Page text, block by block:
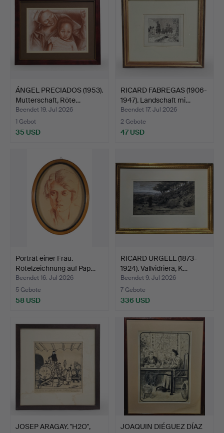
ÁNGEL PRECIADOS (1953).
Mutterschaft, Röte…
Beendet 19. Jul 2026
1 Gebot
35 USD
RICARD FABREGAS (1906-
1947). Landschaft mi…
Beendet 17. Jul 2026
2 Gebote
47 USD
Porträt einer Frau.
Rötelzeichnung auf Pap…
Beendet 16. Jul 2026
5 Gebote
58 USD
RICARD URGELL (1873-
1924). Vallvidriera, K…
Beendet 9. Jul 2026
7 Gebote
336 USD
JOSEP ARAGAY. "H2O",
JOAQUIN DIÉGUEZ DÍAZ